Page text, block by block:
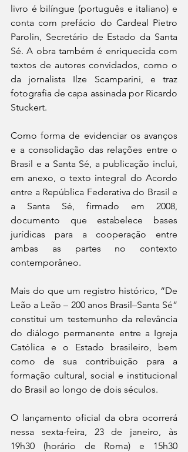
livro é bilíngue (português e italiano) e
conta com prefácio do Cardeal Pietro
Parolin, Secretário de Estado da Santa
Sé. A obra também é enriquecida com
textos de autores convidados, como o
da jornalista Ilze Scamparini, e traz
fotografia de capa assinada por Ricardo
Stuckert.
Como forma de evidenciar os avanços
e a consolidação das relações entre o
Brasil e a Santa Sé, a publicação inclui,
em anexo, o texto integral do Acordo
entre a República Federativa do Brasil e
a Santa Sé, firmado em 2008,
documento que estabelece bases
jurídicas para a cooperação entre
ambas as partes no contexto
contemporâneo.
Mais do que um registro histórico, “De
Leão a Leão – 200 anos Brasil–Santa Sé”
constitui um testemunho da relevância
do diálogo permanente entre a Igreja
Católica e o Estado brasileiro, bem
como de sua contribuição para a
formação cultural, social e institucional
do Brasil ao longo de dois séculos.
O lançamento oficial da obra ocorrerá
nessa sexta-feira, 23 de janeiro, às
19h30 (horário de Roma) e 15h30